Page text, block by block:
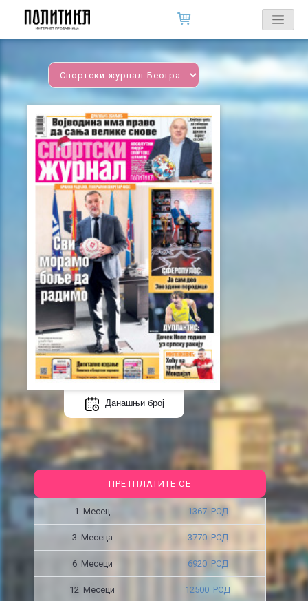
Данашњи број
ПРЕТПЛАТИТЕ СЕ
1 Месец 1367 РСД
3 Месецa 3770 РСД
6 Месеци 6920 РСД
12 Месеци 12500 РСД